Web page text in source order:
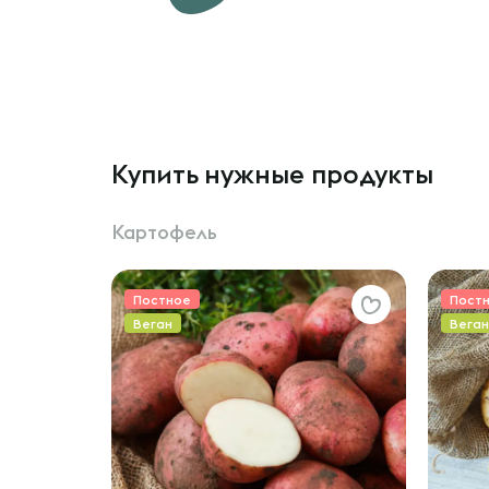
Купить нужные продукты
Картофель
Постное
Веган
Веган